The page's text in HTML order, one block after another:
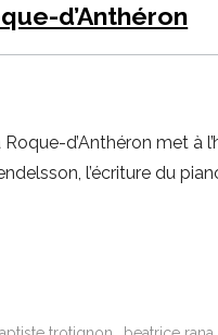
d’Anthéron
d’Anthéron met à
l’écriture du